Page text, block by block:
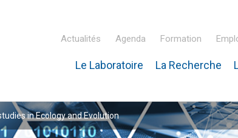
Curien – IPHC
Actualités Agenda Formation
Le Laboratoire La Recherche
in Ecology and Evolution